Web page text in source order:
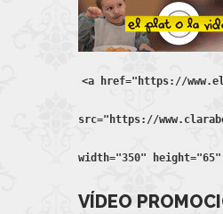
<a href="https://
src="https://
width="350"
VÍDEO